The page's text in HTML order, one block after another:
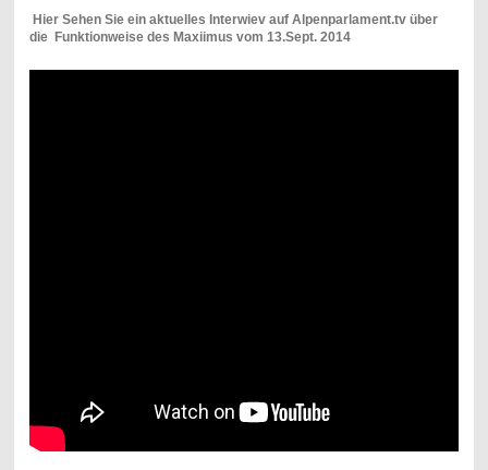
Hier Sehen Sie ein aktuelles Interwiev auf Alpenparlament.tv über
die Funktionweise des Maxiimus vom 13.Sept. 2014